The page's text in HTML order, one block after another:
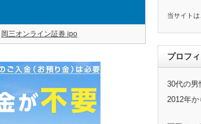
岡三オンライン証券 ipo
当サイト
プロフ
30代の男
2012年か